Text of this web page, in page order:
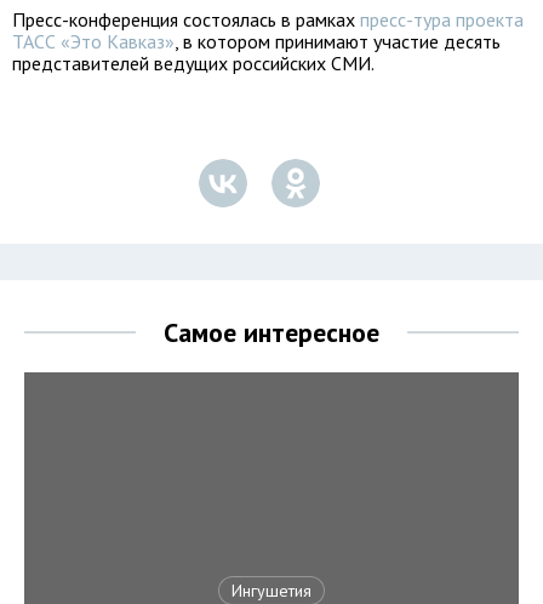
Пресс-конференция состоялась в рамках пресс-тура проекта
ТАСС «Это Кавказ», в котором принимают участие десять
представителей ведущих российских СМИ.
Самое интересное
Ингушетия